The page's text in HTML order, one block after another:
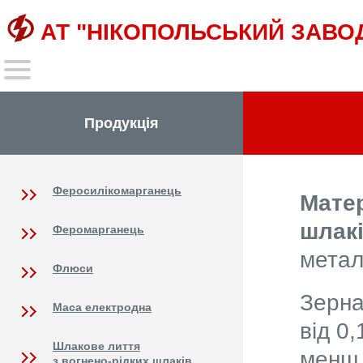
АТ "НІКОПОЛЬСЬКИЙ
Продукція
Феросилікомарганець
Феромарганець
Флюси
Маса електродна
Шлакове лиття
від